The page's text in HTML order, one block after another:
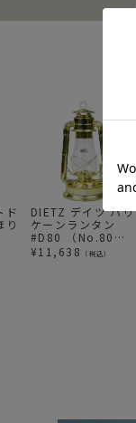
ド
り
DIETZ デイツ ハリ
ケーンランタン
#D80 （No.80）
BLIZZARD ゴール
ド （Bush Craft
¥11,638 （税込）